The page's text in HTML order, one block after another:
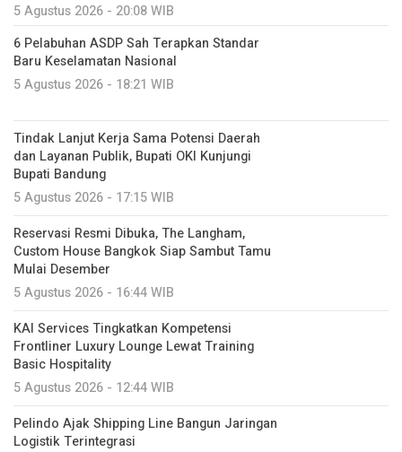
5 Agustus 2026 - 20:08 WIB
6 Pelabuhan ASDP Sah Terapkan Standar
Baru Keselamatan Nasional
5 Agustus 2026 - 18:21 WIB
Tindak Lanjut Kerja Sama Potensi Daerah
dan Layanan Publik, Bupati OKI Kunjungi
Bupati Bandung
5 Agustus 2026 - 17:15 WIB
Reservasi Resmi Dibuka, The Langham,
Custom House Bangkok Siap Sambut Tamu
Mulai Desember
5 Agustus 2026 - 16:44 WIB
KAI Services Tingkatkan Kompetensi
Frontliner Luxury Lounge Lewat Training
Basic Hospitality
5 Agustus 2026 - 12:44 WIB
Pelindo Ajak Shipping Line Bangun Jaringan
Logistik Terintegrasi